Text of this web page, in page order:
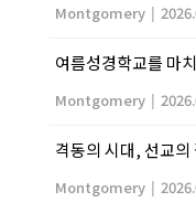
Montgomery |
여름성경학교를 마
Montgomery |
격동의 시대, 선교의
Montgomery |